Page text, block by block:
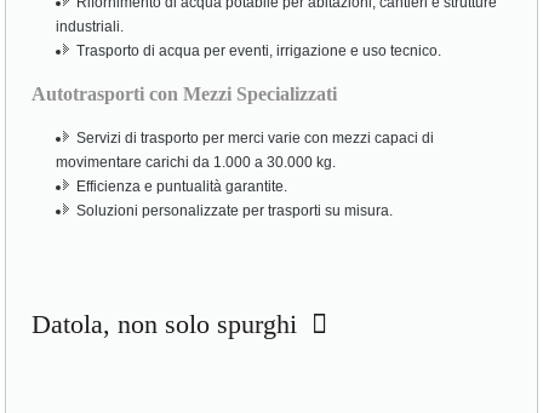
industriali.
Trasporto di acqua per eventi, irrigazione e uso tecnico.
Autotrasporti con Mezzi Specializzati
Servizi di trasporto per merci varie con mezzi capaci di
movimentare carichi da 1.000 a 30.000 kg.
Efficienza e puntualità garantite.
Soluzioni personalizzate per trasporti su misura.
Datola, non solo spurghi